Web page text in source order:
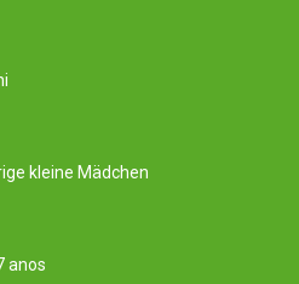
kleine Mädchen
anos